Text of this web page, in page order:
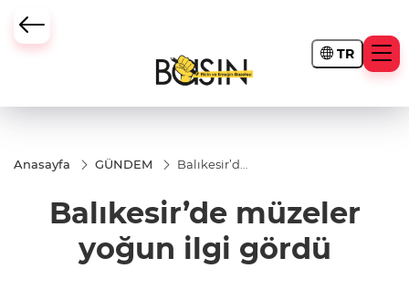
TR
Anasayfa GÜNDEM
Balıkesir’de
gördü
Balıkesir’de müzeler
yoğun ilgi gördü